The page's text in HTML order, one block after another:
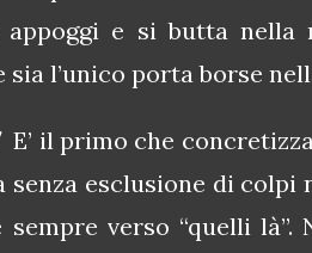
e si butta nella
sia l’unico porta borse
E’ il primo che
senza esclusione di colpi
sempre verso “quelli